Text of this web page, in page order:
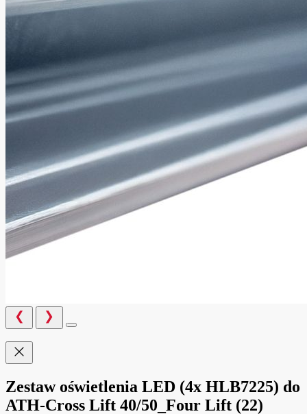
Zestaw oświetlenia LED (4x HLB7225) do
ATH-Cross Lift 40/50_Four Lift (22)